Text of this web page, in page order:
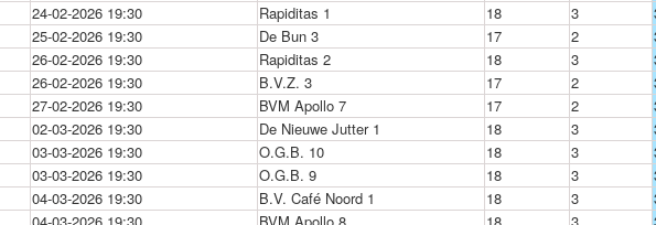
24-02-2026 19:30 Rapiditas 1 18 3
25-02-2026 19:30 De Bun 3 17 2
26-02-2026 19:30 Rapiditas 2 18 3
26-02-2026 19:30 B.V.Z. 3 17 2
27-02-2026 19:30 BVM Apollo 7 17 2
02-03-2026 19:30 De Nieuwe Jutter 1 18 3
03-03-2026 19:30 O.G.B. 10 18 3
03-03-2026 19:30 O.G.B. 9 18 3
04-03-2026 19:30 B.V. Café Noord 1 18 3
04-03-2026 19:30 BVM Apollo 8 18 3